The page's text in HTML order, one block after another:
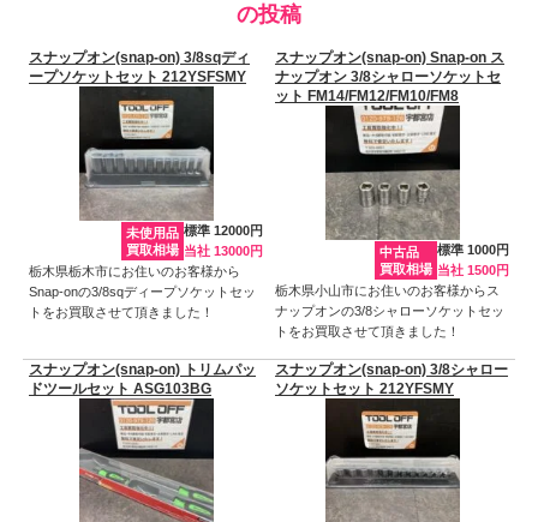
の投稿
スナップオン(snap-on) 3/8sqディ
ープソケットセット 212YSFSMY
未使用品
買取相場
標準 12000円
当社 13000円
栃木県栃木市にお住いのお客様から
Snap-onの3/8sqディープソケットセッ
トをお買取させて頂きました！
スナップオン(snap-on) Snap-on ス
ナップオン 3/8シャローソケットセ
ット FM14/FM12/FM10/FM8
中古品
買取相場
標準 1000円
当社 1500円
栃木県小山市にお住いのお客様からス
ナップオンの3/8シャローソケットセッ
トをお買取させて頂きました！
スナップオン(snap-on) トリムパッ
ドツールセット ASG103BG
スナップオン(snap-on) 3/8シャロー
ソケットセット 212YFSMY